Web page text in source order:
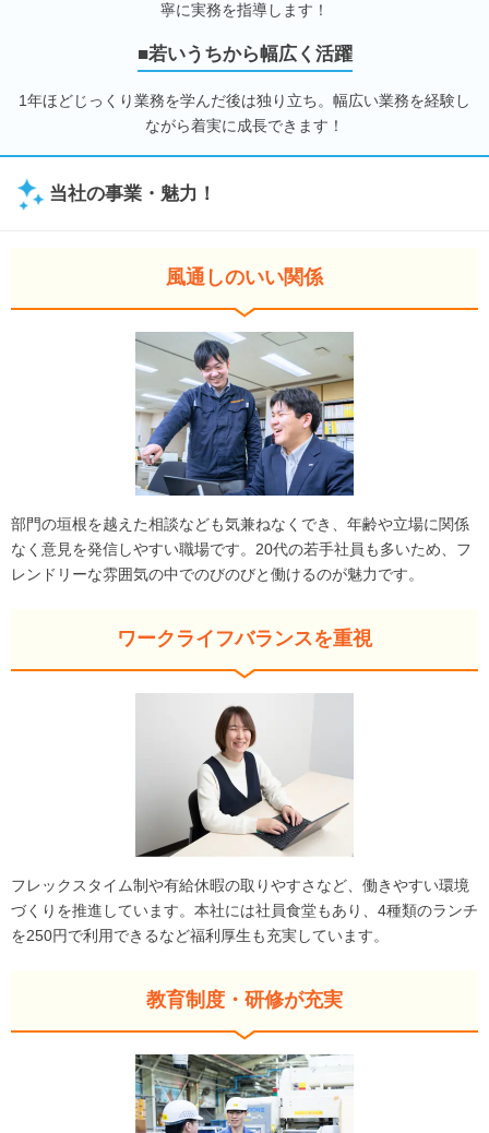
寧に実務を指導します！
■若いうちから幅広く活躍
1年ほどじっくり業務を学んだ後は独り立ち。幅広い業務を経験し
ながら着実に成長できます！
当社の事業・魅力！
風通しのいい関係
部門の垣根を越えた相談なども気兼ねなくでき、年齢や立場に関係
なく意見を発信しやすい職場です。20代の若手社員も多いため、フ
レンドリーな雰囲気の中でのびのびと働けるのが魅力です。
ワークライフバランスを重視
フレックスタイム制や有給休暇の取りやすさなど、働きやすい環境
づくりを推進しています。本社には社員食堂もあり、4種類のランチ
を250円で利用できるなど福利厚生も充実しています。
教育制度・研修が充実